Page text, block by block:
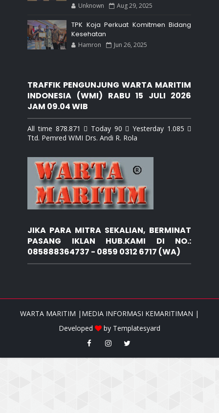
Unknown Aug 29, 2025
TPK Koja Perkuat Komitmen Bidang
Kesehatan
Hamron Jun 26, 2025
TRAFFIK PENGUNJUNG WARTA MARITIM
INDONESIA (WMI) RABU 15 JULI 2026
JAM 09.04 WIB
All time 878.871  Today 90  Yesterday 1.085 
Ttd. Pemred WMI Drs. Andi R. Rola
JIKA PARA MITRA SEKALIAN, BERMINAT
PASANG IKLAN HUB.KAMI DI NO.:
085888364737 - 0859 0312 6717 (WA)
WARTA MARITIM |MEDIA INFORMASI KEMARITIMAN |
Developed
by Templatesyard